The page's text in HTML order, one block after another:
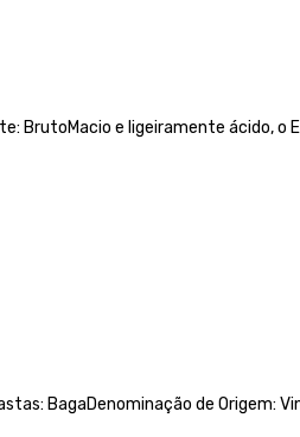
BrutoMacio e ligeiramente ácido, o
BagaDenominação de Origem: